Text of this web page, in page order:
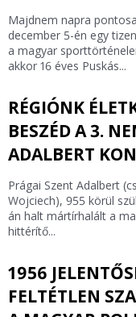
Majdnem napra
december 5-én egy
a magyar
akkor 16 éves Puskás...
RÉGIÓNK
BESZÉD A 3.
ADALBERT
Prágai Szent Adalbert
Wojciech), 955 körül
án halt mártírhalált a
hittérítő...
1956
FELTÉTLEN